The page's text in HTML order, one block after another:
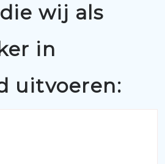
wij als
in
uitvoeren: